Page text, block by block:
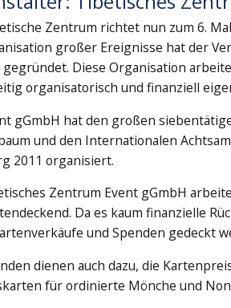
Zentrum richtet nun zum 6.
großer Ereignisse hat der
gegründet. Diese Organisation
organisatorisch und finanziell
gGmbH hat den großen
und den Internationalen
2011 organisiert.
Zentrum Event gGmbH
. Da es kaum finanzielle
und Spenden gedeckt
dienen auch dazu, die
für ordinierte Mönche und